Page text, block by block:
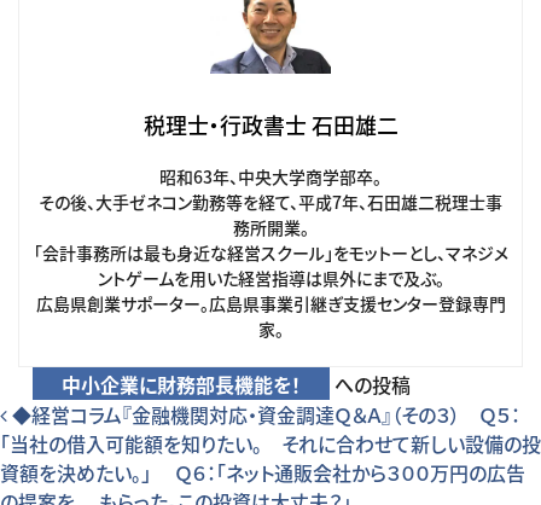
税理士・行政書士 石田雄二
昭和63年、中央大学商学部卒。
その後、大手ゼネコン勤務等を経て、平成7年、石田雄二税理士事
務所開業。
「会計事務所は最も身近な経営スクール」をモットーとし、マネジメ
ントゲームを用いた経営指導は県外にまで及ぶ。
広島県創業サポーター。広島県事業引継ぎ支援センター登録専門
家。
中小企業に財務部長機能を！ への投稿
投稿ナビゲーション
◆経営コラム『金融機関対応・資金調達Ｑ＆Ａ』（その３） Ｑ５：
「当社の借入可能額を知りたい。 それに合わせて新しい設備の投
資額を決めたい。」 Ｑ６：「ネット通販会社から３００万円の広告